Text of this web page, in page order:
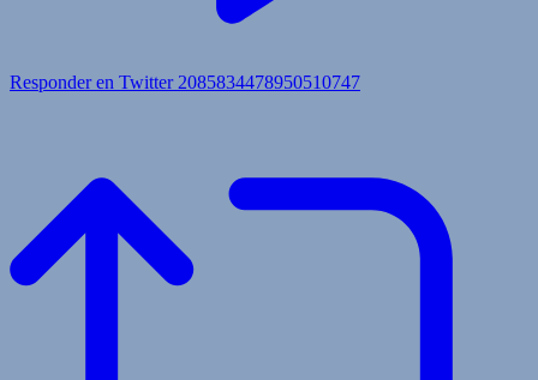
Responder en Twitter 2085834478950510747